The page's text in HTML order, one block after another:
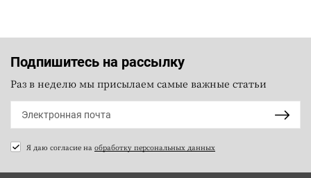
Подпишитесь на рассылку
Раз в неделю мы присылаем самые важные статьи
Я даю согласие на обработку персональных данных